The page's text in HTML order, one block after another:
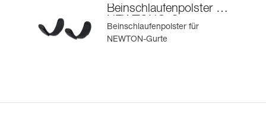
Beinschlaufenpolster für
NEWTON®-Gurte
Beinschlaufenpolster für
NEWTON-Gurte